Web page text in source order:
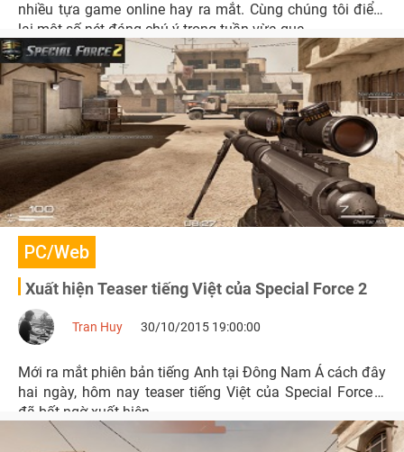
nhiều tựa game online hay ra mắt. Cùng chúng tôi điểm
lại một số nét đáng chú ý trong tuần vừa qua.
PC/Web
Xuất hiện Teaser tiếng Việt của Special Force 2
Tran Huy 30/10/2015 19:00:00
Mới ra mắt phiên bản tiếng Anh tại Đông Nam Á cách đây
hai ngày, hôm nay teaser tiếng Việt của Special Force 2
đã bất ngờ xuất hiện.